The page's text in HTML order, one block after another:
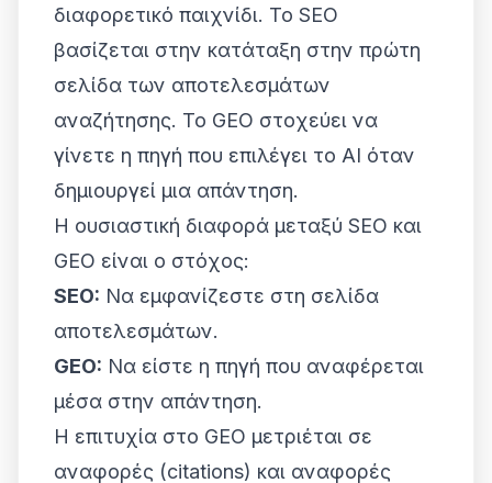
διαφορετικό παιχνίδι. Το SEO
βασίζεται στην κατάταξη στην πρώτη
σελίδα των αποτελεσμάτων
αναζήτησης. Το GEO στοχεύει να
γίνετε η πηγή που επιλέγει το AI όταν
δημιουργεί μια απάντηση.
Η ουσιαστική διαφορά μεταξύ SEO και
GEO είναι ο στόχος:
SEO: Να εμφανίζεστε στη σελίδα
αποτελεσμάτων.
GEO: Να είστε η πηγή που αναφέρεται
μέσα στην απάντηση.
Η επιτυχία στο GEO μετριέται σε
αναφορές (citations) και αναφορές